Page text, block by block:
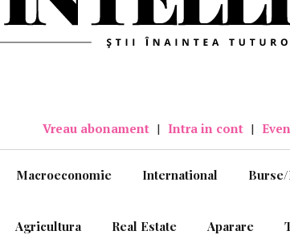
Vreau abonament | Intra in cont |
Macroeconomie International
Agricultura Real Estate Aparare